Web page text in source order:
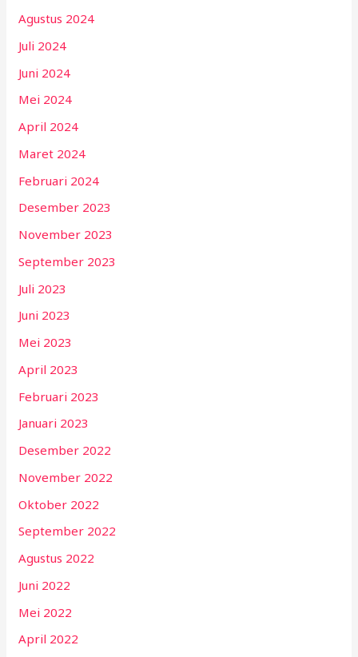
Agustus 2024
Juli 2024
Juni 2024
Mei 2024
April 2024
Maret 2024
Februari 2024
Desember 2023
November 2023
September 2023
Juli 2023
Juni 2023
Mei 2023
April 2023
Februari 2023
Januari 2023
Desember 2022
November 2022
Oktober 2022
September 2022
Agustus 2022
Juni 2022
Mei 2022
April 2022